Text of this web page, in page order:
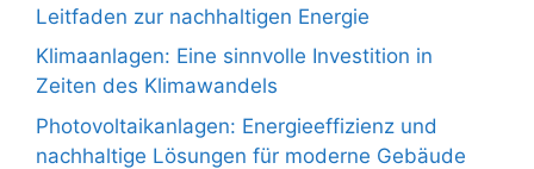
Leitfaden zur nachhaltigen Energie
Klimaanlagen: Eine sinnvolle Investition in
Zeiten des Klimawandels
Photovoltaikanlagen: Energieeffizienz und
nachhaltige Lösungen für moderne Gebäude